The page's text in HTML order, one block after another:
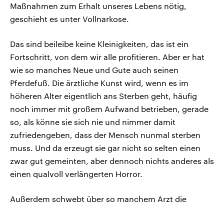
Maßnahmen zum Erhalt unseres Lebens nötig,
geschieht es unter Vollnarkose.
Das sind beileibe keine Kleinigkeiten, das ist ein
Fortschritt, von dem wir alle profitieren. Aber er hat
wie so manches Neue und Gute auch seinen
Pferdefuß. Die ärztliche Kunst wird, wenn es im
höheren Alter eigentlich ans Sterben geht, häufig
noch immer mit großem Aufwand betrieben, gerade
so, als könne sie sich nie und nimmer damit
zufriedengeben, dass der Mensch nunmal sterben
muss. Und da erzeugt sie gar nicht so selten einen
zwar gut gemeinten, aber dennoch nichts anderes als
einen qualvoll verlängerten Horror.
Außerdem schwebt über so manchem Arzt die